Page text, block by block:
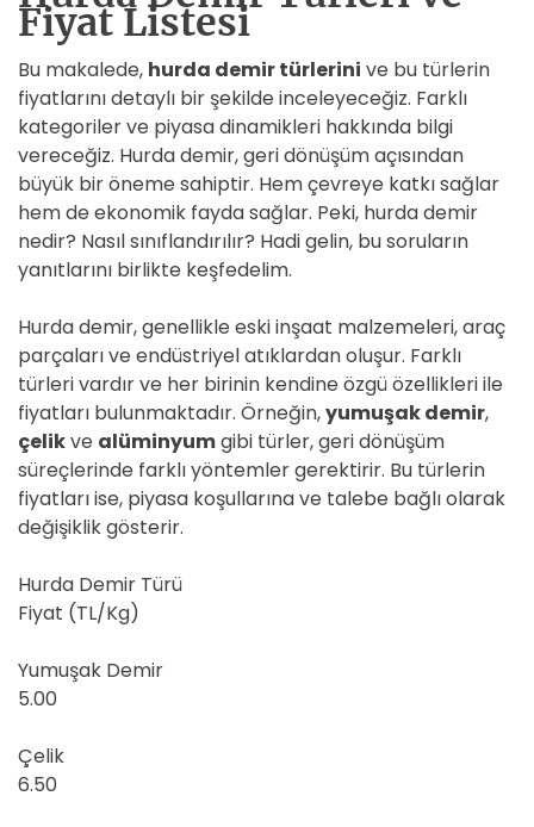
Fiyat Listesi
Bu makalede, hurda demir türlerini ve bu türlerin
fiyatlarını detaylı bir şekilde inceleyeceğiz. Farklı
kategoriler ve piyasa dinamikleri hakkında bilgi
vereceğiz. Hurda demir, geri dönüşüm açısından
büyük bir öneme sahiptir. Hem çevreye katkı sağlar
hem de ekonomik fayda sağlar. Peki, hurda demir
nedir? Nasıl sınıflandırılır? Hadi gelin, bu soruların
yanıtlarını birlikte keşfedelim.
Hurda demir, genellikle eski inşaat malzemeleri, araç
parçaları ve endüstriyel atıklardan oluşur. Farklı
türleri vardır ve her birinin kendine özgü özellikleri ile
fiyatları bulunmaktadır. Örneğin,yumuşak demir,
çelikve alüminyumgibi türler, geri dönüşüm
süreçlerinde farklı yöntemler gerektirir. Bu türlerin
fiyatları ise, piyasa koşullarına ve talebe bağlı olarak
değişiklik gösterir.
Hurda Demir Türü
Fiyat (TL/Kg)
Yumuşak Demir
5.00
Çelik
6.50